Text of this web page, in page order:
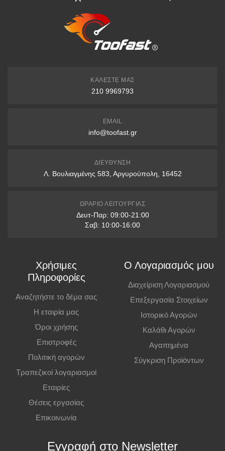
Η κατάθεση πρέπει να γίνει εντός
αναγράφεται ο αριθμός παραγγελίας.
3 δόσεις: άνω των 200€
9 δόσεις: άνω των 1000€
12 δόσεις: άνω των 1500€
* Διαθέσιμες μόνο με πιστωτικές κάρτες VISA & Mastercard
Παραλαβή από Κατάστημα
διαφορετικά η παραγγελία ακυρώνεται.
Επιπλέον Πληροφορίες
Οι τιμές ισχύουν και για αγορές από το φυσικό κατάστημα.
ΚΑΛΈΣΤΕ ΜΑΣ
210 9969793
EMAIL
info@toofast.gr
ΔΙΕΎΘΥΝΣΗ
Λ. Βουλιαγμένης 583, Αργυρούπολη, 16452
ΩΡΆΡΙΟ ΛΕΙΤΟΥΡΓΊΑΣ
Δευτ-Παρ: 09:00-21:00
Σαβ: 10:00-16:00
Χρήσιμες
Πληροφορίες
Αναζητήστε το δέμα σας
Η εταιρία μας
Όροι χρήσης
Επιστροφές
Πολιτική αγορών
Τραπεζικοί λογαριασμοί
Εταιρίες
Θέσεις εργασίας
Επικοινωνία
Ο Λογαριασμός μου
Διαχείριση Λογαριασμού
Επεξεργασία Στοιχείων
Ιστορικό Αγορών
Καλάθι Αγορών
Αγαπημένα
Σύγκριση Προϊόντων
Εγγραφή στο Newsletter